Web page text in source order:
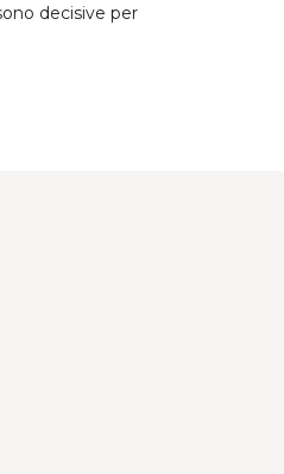
decisive per